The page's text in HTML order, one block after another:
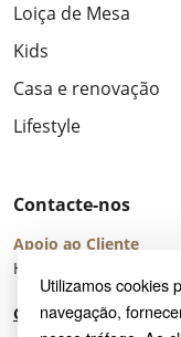
Utilizamos cookies
navegação,
Loiça de Mesa
Kids
Casa e renovação
Lifestyle
Contacte-nos
Apoio ao Cliente
Horário de
Centro de Ajuda